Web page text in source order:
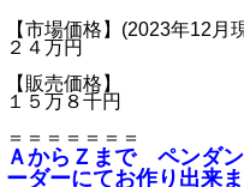
【市場価格】(2023年12月
２４万円
【販売価格】
１５万８千円
＝＝＝＝＝＝＝
ＡからＺまで ペンダ
ーダーにてお作り出来